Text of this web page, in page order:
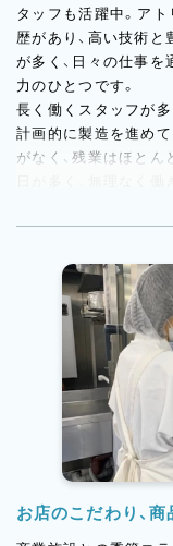
タッフも活躍中。ア
歴があり、高い技術
が多く、日々の仕事
力のひとつです。
長く働くスタッフが多
計画的に製造を進め
がなく、残業はほと
日が多く、無理なく
る雰囲気。オーナー
また、商品開発や新
あれば経験年数に関
が受賞した実績もあ
くれる職場です。
こうした環境が、「
ています。
お店のこだわり、